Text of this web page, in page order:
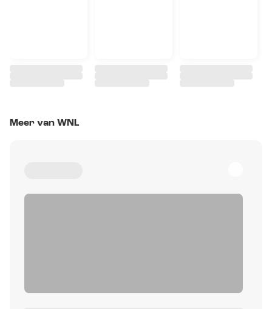
Meer van WNL